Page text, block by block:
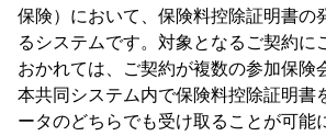
保険）において、保険料控除証明書の
るシステムです。対象となるご契約に
おかれては、ご契約が複数の参加保険
本共同システム内で保険料控除証明書
ータのどちらでも受け取ることが可能